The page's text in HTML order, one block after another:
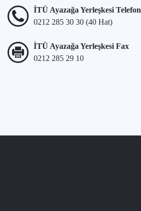
İTÜ Ayazağa Yerleşkesi Telefon
0212 285 30 30 (40 Hat)
İTÜ Ayazağa Yerleşkesi Fax
0212 285 29 10